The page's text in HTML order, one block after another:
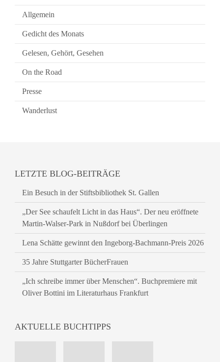
Allgemein
Gedicht des Monats
Gelesen, Gehört, Gesehen
On the Road
Presse
Wanderlust
LETZTE BLOG-BEITRÄGE
Ein Besuch in der Stiftsbibliothek St. Gallen
„Der See schaufelt Licht in das Haus“. Der neu eröffnete
Martin-Walser-Park in Nußdorf bei Überlingen
Lena Schätte gewinnt den Ingeborg-Bachmann-Preis 2026
35 Jahre Stuttgarter BücherFrauen
„Ich schreibe immer über Menschen“. Buchpremiere mit
Oliver Bottini im Literaturhaus Frankfurt
AKTUELLE BUCHTIPPS